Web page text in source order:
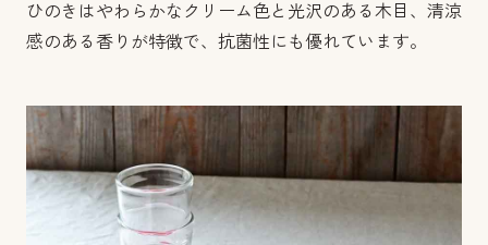
ひのきはやわらかなクリーム色と光沢のある木目、清涼
感のある香りが特徴で、抗菌性にも優れています。